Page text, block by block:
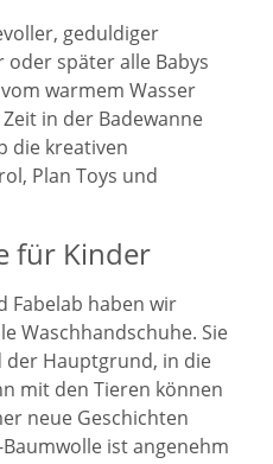
geduldiger
später alle Babys
warmem Wasser
in der Badewanne
die kreativen
Plan Toys und
für Kinder
Fabelab haben wir
Waschhandschuhe. Sie
der Hauptgrund, in die
mit den Tieren können
neue Geschichten
ist angenehm